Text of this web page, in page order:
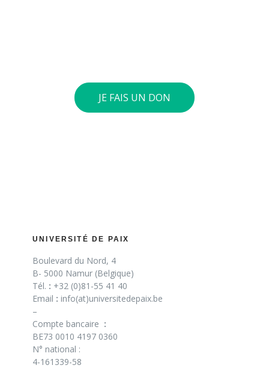
JE FAIS UN DON
UNIVERSITÉ DE PAIX
Boulevard du Nord, 4
B- 5000 Namur (Belgique)
Tél. : +32 (0)81-55 41 40
Email : info(at)universitedepaix.be
–
Compte bancaire :
BE73 0010 4197 0360
N° national :
4-161339-58